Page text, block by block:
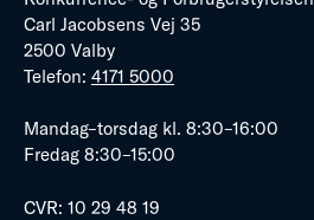
Carl Jacobsens Vej 35
2500 Valby
Telefon: 4171 5000
Mandag–torsdag kl. 8:30–16:00
Fredag 8:30–15:00
CVR: 10 29 48 19